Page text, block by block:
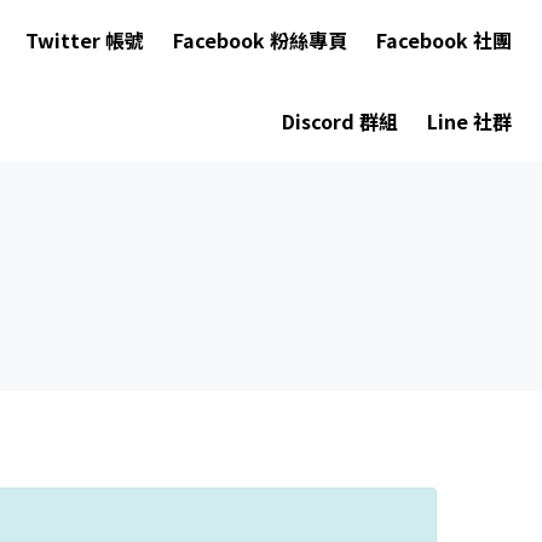
Twitter 帳號 Facebook 粉絲專頁 Facebook 社團
Discord 群組 Line 社群